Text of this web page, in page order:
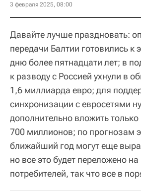
3 февраля 2025, 08:00
Давайте лучше праздновать:
передачи Балтии готовились к
дню более пятнадцати лет; в
к разводу с Россией ухнули в
1,6 миллиарда евро; для
синхронизации с евросетями
дополнительно вложить
700 миллионов; по прогнозам
ближайший год могут еще
но все это будет переложено на
потребителей, так что все в